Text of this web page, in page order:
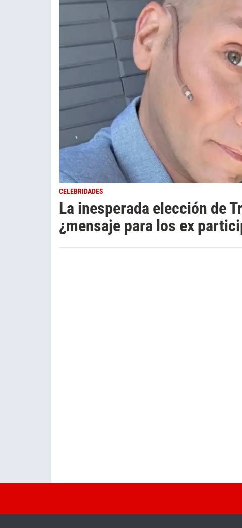
CELEBRIDADES
La inesperada elección de
¿mensaje para los ex